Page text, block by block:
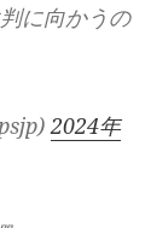
に向かうの
2024年